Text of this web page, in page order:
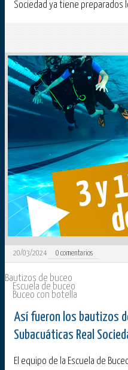
Sociedad ya tiene preparados
20/03/2024 0 comentarios
Bautizos de buceo
Escuela de buceo
Buceo con botella
Así fueron los bautizos
Subacuáticas Real
El equipo de la Escuela de